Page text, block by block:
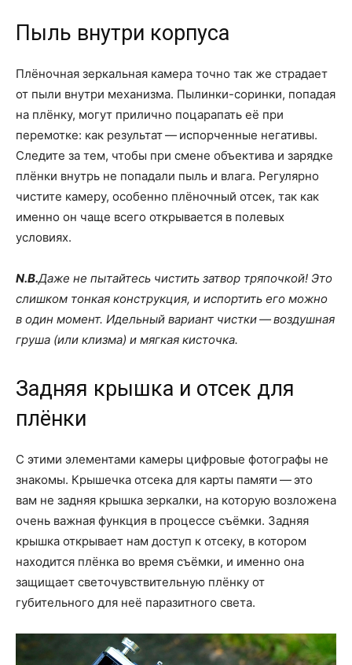
Пыль внутри корпуса
Плёночная зеркальная камера точно так же страдает
от пыли внутри механизма. Пылинки-соринки, попадая
на плёнку, могут прилично поцарапать её при
перемотке: как результат — испорченные негативы.
Следите за тем, чтобы при смене объектива и зарядке
плёнки внутрь не попадали пыль и влага. Регулярно
чистите камеру, особенно плёночный отсек, так как
именно он чаще всего открывается в полевых
условиях.
N.B.Даже не пытайтесь чистить затвор тряпочкой! Это
слишком тонкая конструкция, и испортить его можно
в один момент. Идельный вариант чистки — воздушная
груша (или клизма) и мягкая кисточка.
Задняя крышка и отсек для
плёнки
С этими элементами камеры цифровые фотографы не
знакомы. Крышечка отсека для карты памяти — это
вам не задняя крышка зеркалки, на которую возложена
очень важная функция в процессе съёмки. Задняя
крышка открывает нам доступ к отсеку, в котором
находится плёнка во время съёмки, и именно она
защищает светочувствительную плёнку от
губительного для неё паразитного света.